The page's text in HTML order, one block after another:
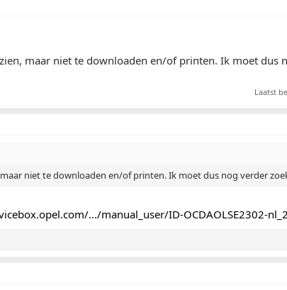
maar niet te downloaden en/of printen. Ik moet dus
Laatst
niet te downloaden en/of printen. Ik moet dus nog verder
.../manual_user/ID-OCDAOLSE2302-